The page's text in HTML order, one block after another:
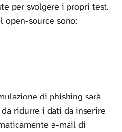
per svolgere i propri test.
source sono:
di phishing sarà
ridurre i dati da inserire
e-mail di